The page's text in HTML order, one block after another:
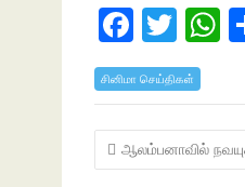
F
ac
e
b
o
T
w
itt
er s
A
சினிமா செய்திகள்
Post
navigation
ஆலம்பனாவில்